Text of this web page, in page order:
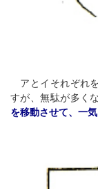
アとイそれぞれ
すが、無駄が多く
を移動させて、一